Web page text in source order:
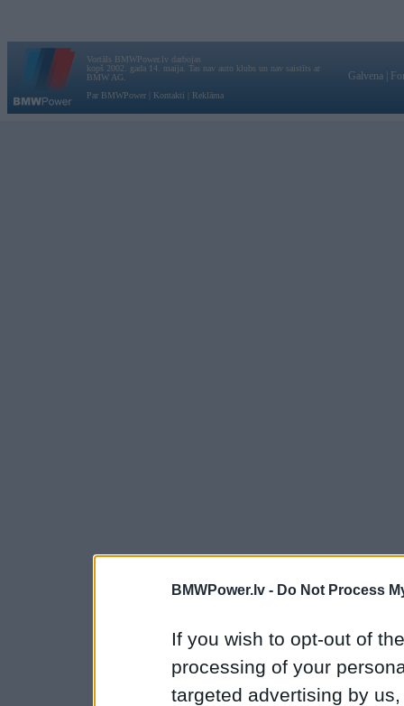
BMWPower.lv - Do Not Process
If you wish to opt-out of
processing of your
targeted advertising by
Vortāls BMWPower.lv darbojas
kopš 2002. gada 14. maija. Tas nav auto klubs un nav saistīts ar
BMW AG.
Par BMWPower
Kontakti Reklāma
Galvena